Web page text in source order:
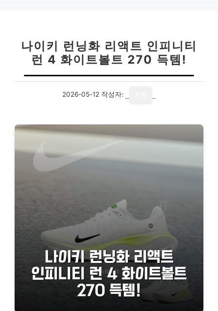
나이키 런닝화 리액트 인피니티
런 4 화이트볼트 270 득템!
2026-05-12 작성자: